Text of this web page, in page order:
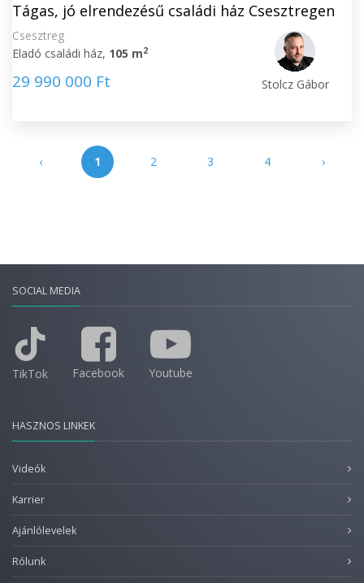
Tágas, jó elrendezésű családi ház Csesztregen
Csesztreg
Eladó családi ház, 105 m2
29 990 000 Ft Stolcz Gábor
‹ 1 2 3 4 ›
SOCIAL MEDIA
TikTok Facebook Youtube
HASZNOS LINKEK
Videók
Karrier
Ajánlólevelek
Rólunk